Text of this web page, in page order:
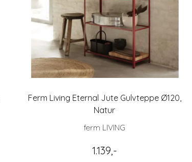
Ferm Living Eternal Jute Gulvteppe Ø120,
Natur
ferm LIVING
1.139,-